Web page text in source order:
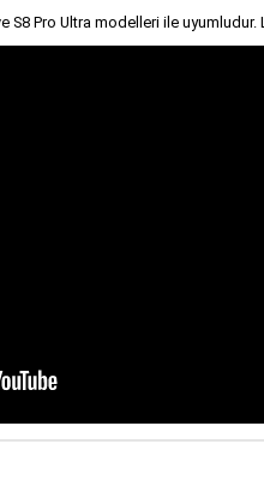
S8 Pro Ultra modelleri ile